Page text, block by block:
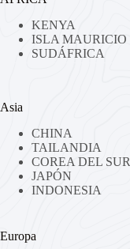
KENYA
ISLA MAURICIO
SUDÁFRICA
Asia
CHINA
TAILANDIA
COREA DEL SUR
JAPÓN
INDONESIA
Europa